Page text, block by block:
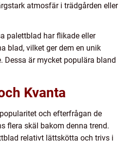
atmosfär i trädgården eller
palettblad har flikade eller
blad, vilket ger dem en unik
Dessa är mycket populära bland
Kvanta
och efterfrågan de
flera skäl bakom denna trend.
relativt lättskötta och trivs i